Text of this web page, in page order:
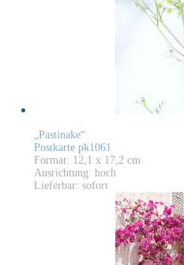
„Pastinake“
Postkarte pk1061
Format: 12,1 x 17,2 cm
Ausrichtung: hoch
Lieferbar: sofort